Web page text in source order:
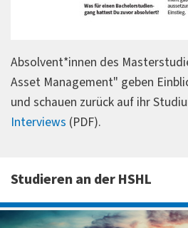
Anforderungsanalysen,
Absolvent*innen des
Asset Management" geben
und schauen zurück auf ihr
Interviews (PDF).
Studieren an der HSHL